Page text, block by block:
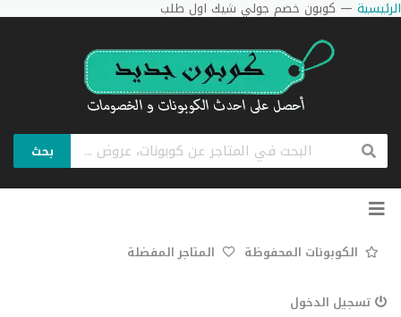
الرئيسية — كوبون خصم جولي شيك اول طلب
بحث
تخطي
الكوبونات المحفوظة المتاجر المفضلة
تسجيل الدخول